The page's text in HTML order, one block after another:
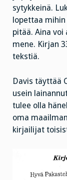
sytykkeinä.
lopettaa
pitää. Aina voi
mene. Kirjan
tekstiä.
Davis täyttää
usein
tulee olla
oma
kirjailijat